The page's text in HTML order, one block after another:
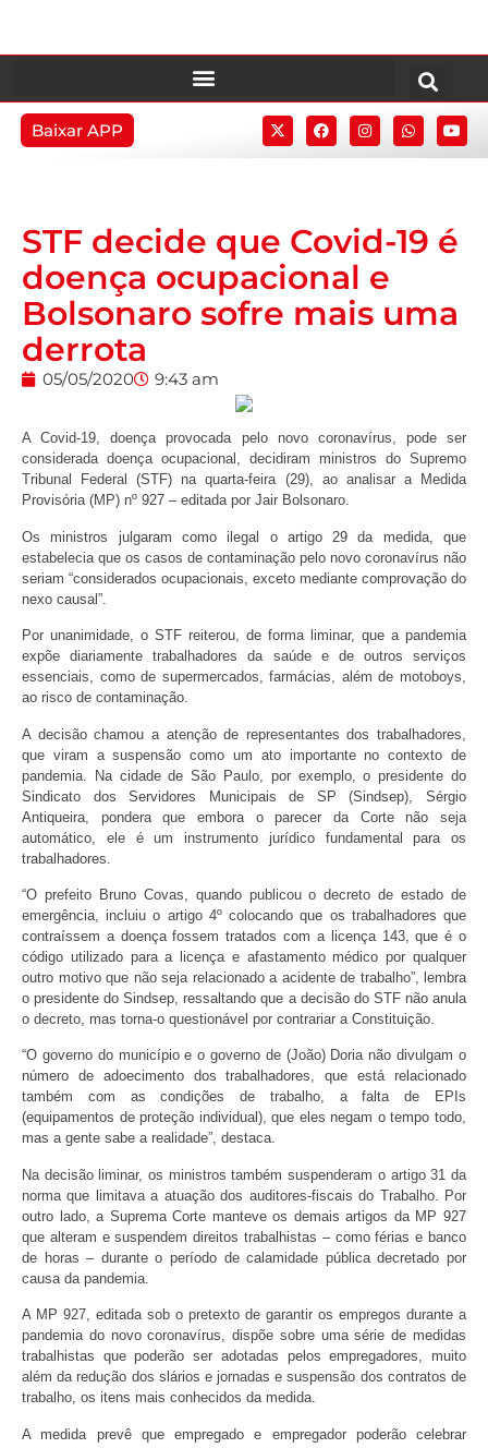
Baixar APP
STF decide que Covid-19 é
doença ocupacional e
Bolsonaro sofre mais uma
derrota
05/05/2020 9:43 am
A Covid-19, doença provocada pelo novo coronavírus, pode ser
considerada doença ocupacional, decidiram ministros do Supremo
Tribunal Federal (STF) na quarta-feira (29), ao analisar a Medida
Provisória (MP) nº 927 – editada por Jair Bolsonaro.
Os ministros julgaram como ilegal o artigo 29 da medida, que
estabelecia que os casos de contaminação pelo novo coronavírus não
seriam “considerados ocupacionais, exceto mediante comprovação do
nexo causal”.
Por unanimidade, o STF reiterou, de forma liminar, que a pandemia
expõe diariamente trabalhadores da saúde e de outros serviços
essenciais, como de supermercados, farmácias, além de motoboys,
ao risco de contaminação.
A decisão chamou a atenção de representantes dos trabalhadores,
que viram a suspensão como um ato importante no contexto de
pandemia. Na cidade de São Paulo, por exemplo, o presidente do
Sindicato dos Servidores Municipais de SP (Sindsep), Sérgio
Antiqueira, pondera que embora o parecer da Corte não seja
automático, ele é um instrumento jurídico fundamental para os
trabalhadores.
“O prefeito Bruno Covas, quando publicou o decreto de estado de
emergência, incluiu o artigo 4º colocando que os trabalhadores que
contraíssem a doença fossem tratados com a licença 143, que é o
código utilizado para a licença e afastamento médico por qualquer
outro motivo que não seja relacionado a acidente de trabalho”, lembra
o presidente do Sindsep, ressaltando que a decisão do STF não anula
o decreto, mas torna-o questionável por contrariar a Constituição.
“O governo do município e o governo de (João) Doria não divulgam o
número de adoecimento dos trabalhadores, que está relacionado
também com as condições de trabalho, a falta de EPIs
(equipamentos de proteção individual), que eles negam o tempo todo,
mas a gente sabe a realidade”, destaca.
Na decisão liminar, os ministros também suspenderam o artigo 31 da
norma que limitava a atuação dos auditores-fiscais do Trabalho. Por
outro lado, a Suprema Corte manteve os demais artigos da MP 927
que alteram e suspendem direitos trabalhistas – como férias e banco
de horas – durante o período de calamidade pública decretado por
causa da pandemia.
A MP 927, editada sob o pretexto de garantir os empregos durante a
pandemia do novo coronavírus, dispõe sobre uma série de medidas
trabalhistas que poderão ser adotadas pelos empregadores, muito
além da redução dos slários e jornadas e suspensão dos contratos de
trabalho, os itens mais conhecidos da medida.
A medida prevê que empregado e empregador poderão celebrar